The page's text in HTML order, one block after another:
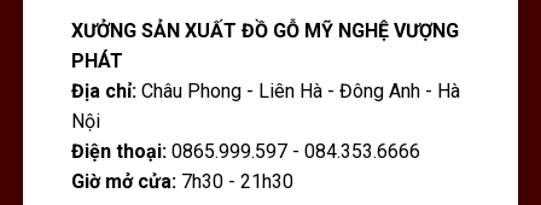
XƯỞNG SẢN XUẤT ĐỒ GỖ MỸ NGHỆ VƯỢNG
PHÁT
Địa chỉ:Châu Phong - Liên Hà - Đông Anh - Hà
Nội
Điện thoại:0865.999.597 - 084.353.6666
Giờ mở cửa:7h30 - 21h30